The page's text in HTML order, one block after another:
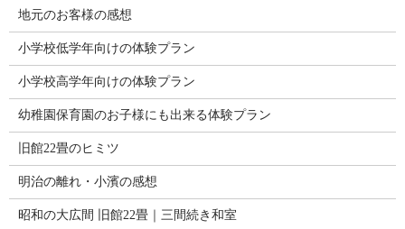
地元のお客様の感想
小学校低学年向けの体験プラン
小学校高学年向けの体験プラン
幼稚園保育園のお子様にも出来る体験プラン
旧館22畳のヒミツ
明治の離れ・小濱の感想
昭和の大広間 旧館22畳｜三間続き和室